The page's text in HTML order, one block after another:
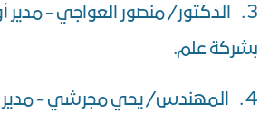
3 . الدكتور/ منصور العواجي - مدير
بشركة علم.
4 . المهندس/ يحي مجرشي -